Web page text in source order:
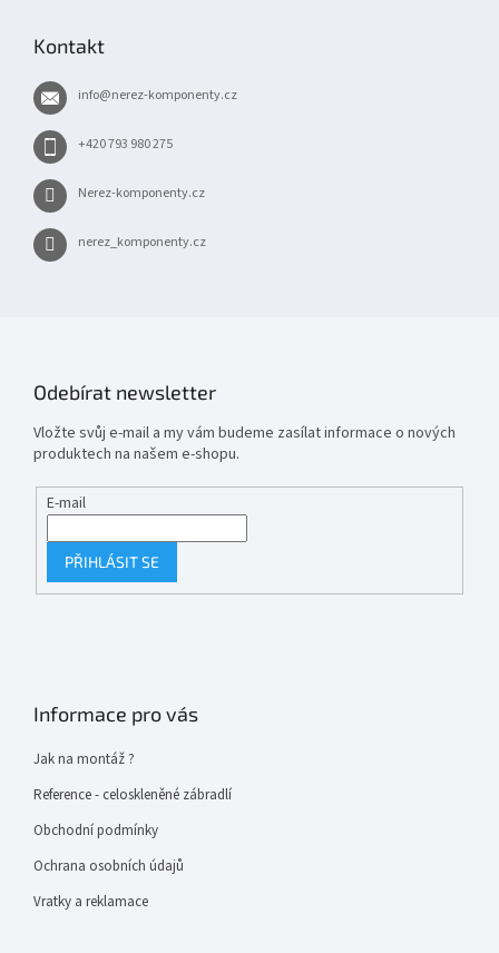
Kontakt
info@nerez-komponenty.cz
+420 793 980 275
Nerez-komponenty.cz
nerez_komponenty.cz
Odebírat newsletter
Vložte svůj e-mail a my vám budeme zasílat informace o nových
produktech na našem e-shopu.
E-mail
PŘIHLÁSIT SE
Informace pro vás
Jak na montáž ?
Reference - celoskleněné zábradlí
Obchodní podmínky
Ochrana osobních údajů
Vratky a reklamace